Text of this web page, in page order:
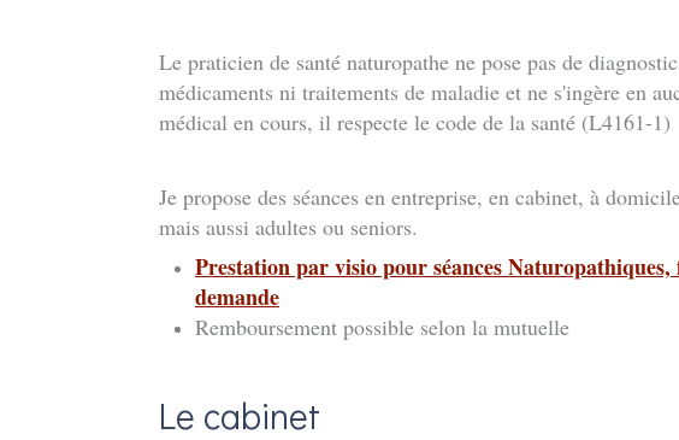
Le praticien de santé naturopathe ne pose pas de
médicaments ni traitements de maladie et ne s'ingère en
médical en cours, il respecte le code de la santé (L4161-1)
Je propose des séances en entreprise, en cabinet, à
mais aussi adultes ou seniors.
Prestation par visio pour séances
demande
Remboursement possible selon la mutuelle
Le cabinet